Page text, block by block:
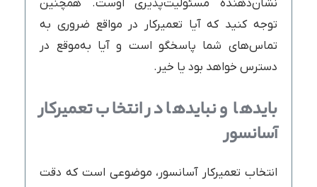
نشان‌دهنده مسئولیت‌پذیری اوست. همچنین
توجه کنید که آیا تعمیرکار در مواقع ضروری به
تماس‌های شما پاسخگو است و آیا به‌موقع در
دسترس خواهد بود یا خیر.
بایدها و نبایدها در انتخاب تعمیرکار
آسانسور
انتخاب تعمیرکار آسانسور، موضوعی است که دقت